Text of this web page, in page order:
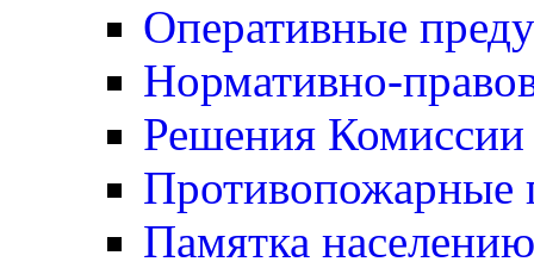
Оперативные
Нормативно-
Решения
Противопожарные
Памятка